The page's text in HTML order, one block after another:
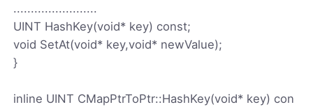
........................
UINT HashKey(void* key) const;
void SetAt(void* key,void* newValue);
}
inline UINT CMapPtrToPtr::HashKey(void* key) con